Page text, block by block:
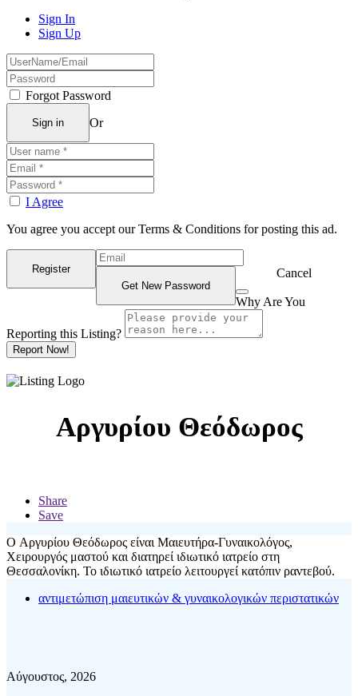
Sign In
Sign Up
Forgot Password
Or
I Agree
You agree you accept our Terms & Conditions for posting this ad.
Cancel
Why Are You
Reporting this Listing?
Report Now!
Aργυρίου Θεόδωρος
Share
Save
Ο Aργυρίου Θεόδωρος είναι Μαιευτήρα-Γυναικολόγος,
Χειρουργός μαστού και διατηρεί ιδιωτικό ιατρείο στη
Θεσσαλονίκη. Το ιδιωτικό ιατρείο λειτουργεί κατόπιν ραντεβού.
αντιμετώπιση μαιευτικών & γυναικολογικών περιστατικών
Αύγουστος, 2026